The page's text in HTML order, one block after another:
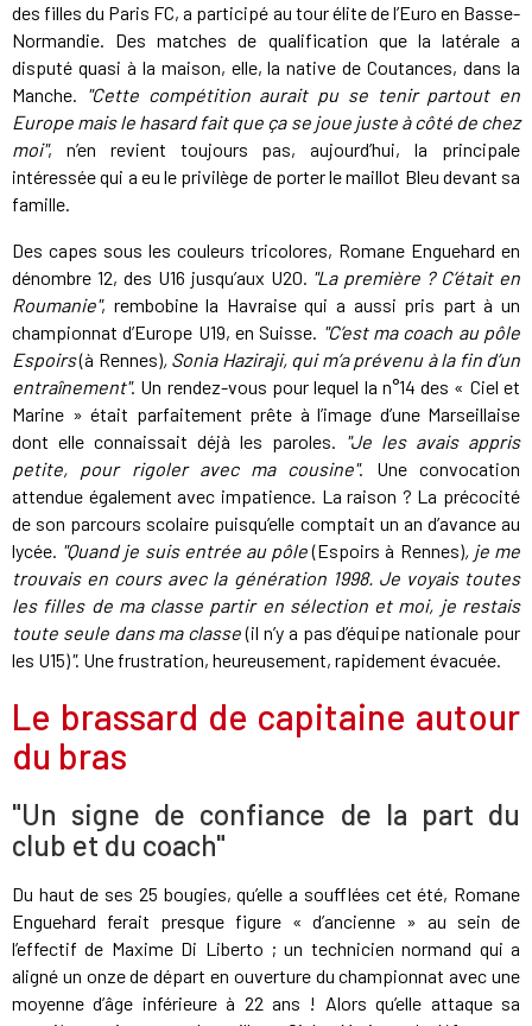
des filles du Paris FC, a participé au tour élite de l’Euro en Basse-
Normandie. Des matches de qualification que la latérale a
disputé quasi à la maison, elle, la native de Coutances, dans la
Manche. "Cette compétition aurait pu se tenir partout en
Europe mais le hasard fait que ça se joue juste à côté de chez
moi", n’en revient toujours pas, aujourd’hui, la principale
intéressée qui a eu le privilège de porter le maillot Bleu devant sa
famille.
Des capes sous les couleurs tricolores, Romane Enguehard en
dénombre 12, des U16 jusqu’aux U20. "La première ? C’était en
Roumanie", rembobine la Havraise qui a aussi pris part à un
championnat d’Europe U19, en Suisse. "C’est ma coach au pôle
Espoirs(à Rennes), Sonia Haziraji, qui m’a prévenu à la fin d’un
entraînement". Un rendez-vous pour lequel la n°14 des « Ciel et
Marine » était parfaitement prête à l’image d’une Marseillaise
dont elle connaissait déjà les paroles. "Je les avais appris
petite, pour rigoler avec ma cousine". Une convocation
attendue également avec impatience. La raison ? La précocité
de son parcours scolaire puisqu’elle comptait un an d’avance au
lycée. "Quand je suis entrée au pôle(Espoirs à Rennes), je me
trouvais en cours avec la génération 1998. Je voyais toutes
les filles de ma classe partir en sélection et moi, je restais
toute seule dans ma classe(il n’y a pas d’équipe nationale pour
les U15)". Une frustration, heureusement, rapidement évacuée.
Le brassard de capitaine autour
du bras
"Un signe de confiance de la part du
club et du coach"
Du haut de ses 25 bougies, qu’elle a soufflées cet été, Romane
Enguehard ferait presque figure « d’ancienne » au sein de
l’effectif de Maxime Di Liberto ; un technicien normand qui a
aligné un onze de départ en ouverture du championnat avec une
moyenne d’âge inférieure à 22 ans ! Alors qu’elle attaque sa